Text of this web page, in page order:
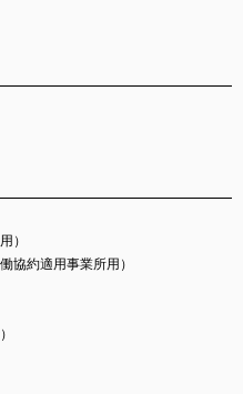
）
協約適用事業所用）